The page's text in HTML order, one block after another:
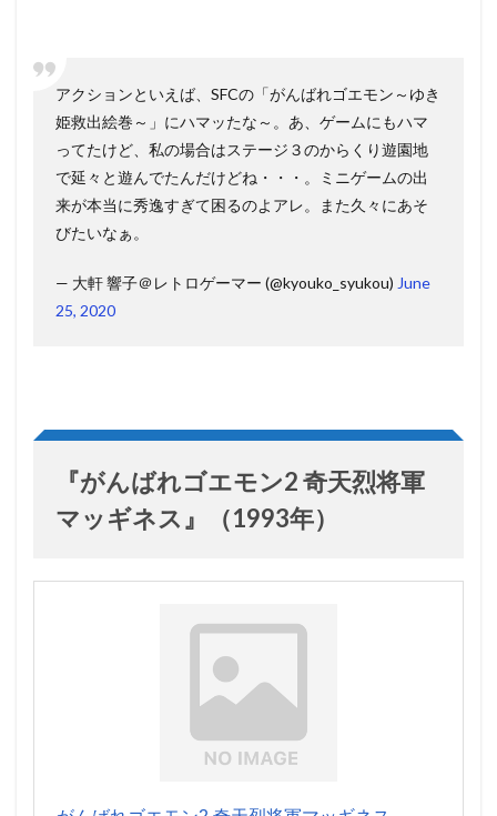
アクションといえば、SFCの「がんばれゴエモン～ゆき
姫救出絵巻～」にハマッたな～。あ、ゲームにもハマ
ってたけど、私の場合はステージ３のからくり遊園地
で延々と遊んでたんだけどね・・・。ミニゲームの出
来が本当に秀逸すぎて困るのよアレ。また久々にあそ
びたいなぁ。
— 大軒 響子＠レトロゲーマー (@kyouko_syukou) June
25, 2020
『がんばれゴエモン2 奇天烈将軍
マッギネス』（1993年）